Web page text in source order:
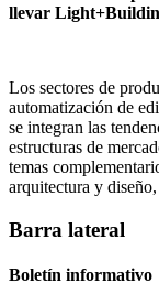
llevar
Los sectores de
automatización de
se integran las
estructuras de
temas
arquitectura y
Barra lateral
Boletín informativo